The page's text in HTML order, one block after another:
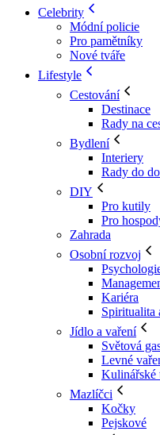
Celebrity
Módní policie
Pro pamětníky
Nové tváře
Lifestyle
Cestování
Destinace
Rady na
Bydlení
Interiery
Rady do
DIY
Pro kutily
Pro
Zahrada
Osobní rozvoj
Kariéra
Spiritualita
Jídlo a vaření
Světová
Levné
Kulinářské
Mazlíčci
Kočky
Pejskové